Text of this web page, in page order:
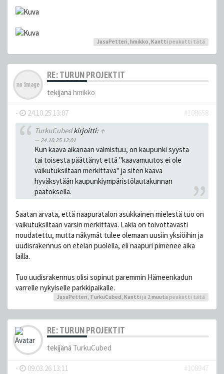
JusuPetteri, hmikko, Kantti peukutti tätä
RE: TURUN PROJEKTIT
tekijänä hmikko
- 24.10.25 13:07
#108658
TurkuCubedkirjoitti: ↑
24.10.25 12:01
Kun kaava aikanaan valmistuu, on kaupunki syystä
tai toisesta päättänyt että "kaavamuutos ei ole
vaikutuksiltaan merkittävä" ja siten kaava
hyväksytään kaupunkiympäristölautakunnan
päätöksellä.
Saatan arvata, että naapuratalon asukkainen mielestä tuo on
vaikutuksiltaan varsin merkittävä. Lakia on toivottavasti
noudatettu, mutta näkymät tulee olemaan uusiin yksiöihin ja
uudisrakennus on etelän puolella, eli naapuri pimenee aika
lailla.
Tuo uudisrakennus olisi sopinut paremmin Hämeenkadun
varrelle nykyiselle parkkipaikalle.
JusuPetteri TurkuCubed Kantti ja 2 muuta peukutti tätä
RE: TURUN PROJEKTIT
tekijänä TurkuCubed
- 09.03.26 13:11 #108947